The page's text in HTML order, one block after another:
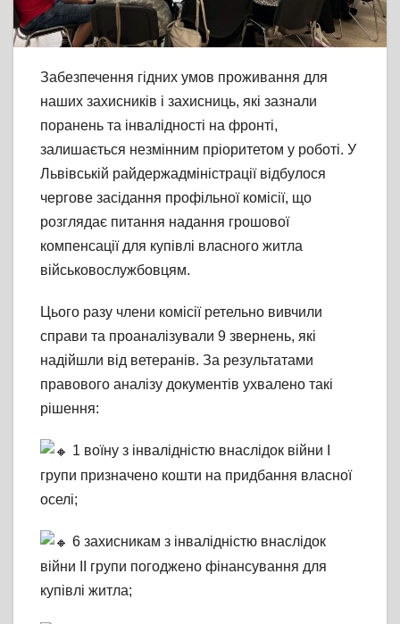
Забезпечення гідних умов проживання для
наших захисників і захисниць, які зазнали
поранень та інвалідності на фронті,
залишається незмінним пріоритетом у роботі. У
Львівській райдержадміністрації відбулося
чергове засідання профільної комісії, що
розглядає питання надання грошової
компенсації для купівлі власного житла
військовослужбовцям.
Цього разу члени комісії ретельно вивчили
справи та проаналізували 9 звернень, які
надійшли від ветеранів. За результатами
правового аналізу документів ухвалено такі
рішення:
1 воїну з інвалідністю внаслідок війни I
групи призначено кошти на придбання власної
оселі;
6 захисникам з інвалідністю внаслідок
війни II групи погоджено фінансування для
купівлі житла;